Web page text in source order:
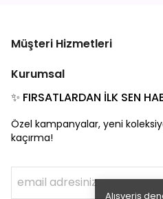
Alışveriş
Müşteri Hizmetleri
Kurumsal
✨ FIRSATLARDAN İLK SEN
Özel kampanyalar, yeni
kaçırma!